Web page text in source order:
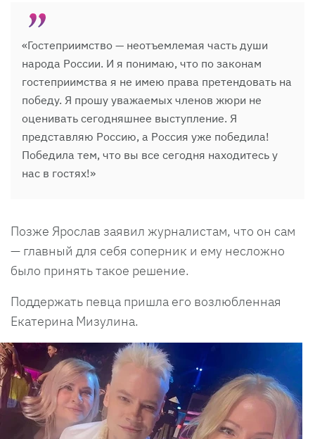
«Гостеприимство — неотъемлемая часть души
народа России. И я понимаю, что по законам
гостеприимства я не имею права претендовать на
победу. Я прошу уважаемых членов жюри не
оценивать сегодняшнее выступление. Я
представляю Россию, а Россия уже победила!
Победила тем, что вы все сегодня находитесь у
нас в гостях!»
Позже Ярослав заявил журналистам, что он сам
— главный для себя соперник и ему несложно
было принять такое решение.
Поддержать певца пришла его возлюбленная
Екатерина Мизулина.